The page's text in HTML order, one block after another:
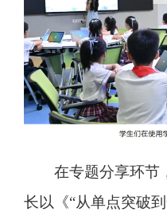
在专题分享环节
长以《“从单点突破